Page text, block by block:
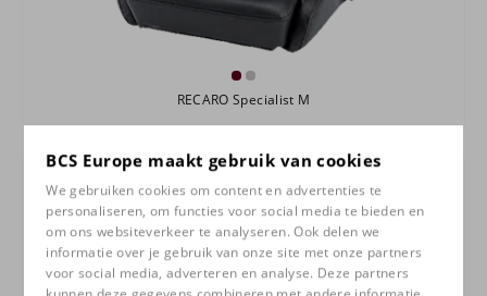
BCS Europe maakt gebruik van cookies
We gebruiken cookies om content en advertenties te
personaliseren, om functies voor social media te bieden en
om ons websiteverkeer te analyseren. Ook delen we
informatie over je gebruik van onze site met onze partners
voor social media, adverteren en analyse. Deze partners
RECARO Specialist M